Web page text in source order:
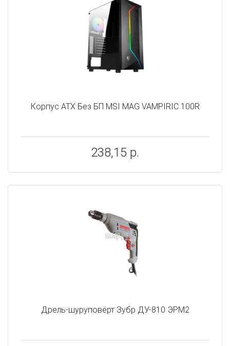
Корпус ATX Без БП MSI MAG VAMPIRIC 100R
238,15 р.
Дрель-шуруповёрт Зубр ДУ-810 ЭРМ2